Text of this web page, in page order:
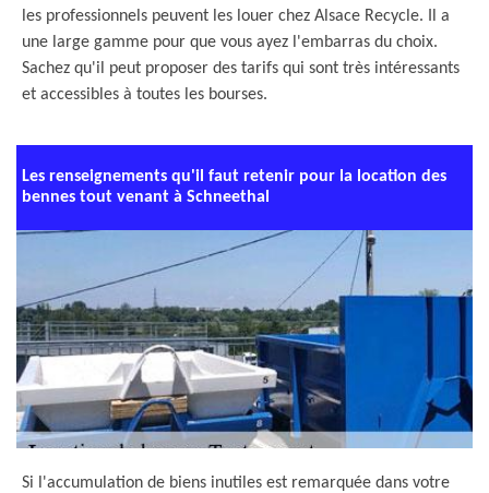
les professionnels peuvent les louer chez Alsace Recycle. Il a
une large gamme pour que vous ayez l'embarras du choix.
Sachez qu'il peut proposer des tarifs qui sont très intéressants
et accessibles à toutes les bourses.
Les renseignements qu'il faut retenir pour la location des
bennes tout venant à Schneethal
Si l'accumulation de biens inutiles est remarquée dans votre